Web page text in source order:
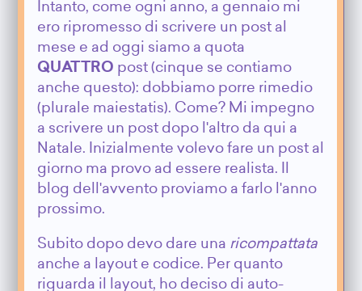
Intanto, come ogni anno, a gennaio mi
ero ripromesso di scrivere un post al
mese e ad oggi siamo a quota
QUATTRO post (cinque se contiamo
anche questo): dobbiamo porre rimedio
(plurale maiestatis). Come? Mi impegno
a scrivere un post dopo l'altro da qui a
Natale. Inizialmente volevo fare un post al
giorno ma provo ad essere realista. Il
blog dell'avvento proviamo a farlo l'anno
prossimo.
Subito dopo devo dare una ricompattata
anche a layout e codice. Per quanto
riguarda il layout, ho deciso di auto-